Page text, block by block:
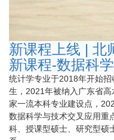
新课程上线 | 北
新课程-数据科
统计学专业于2018年开始
生，2021年被纳入广东省
家一流本科专业建设点，
数据科学与技术交叉应用重
科、授课型硕士、研究型硕